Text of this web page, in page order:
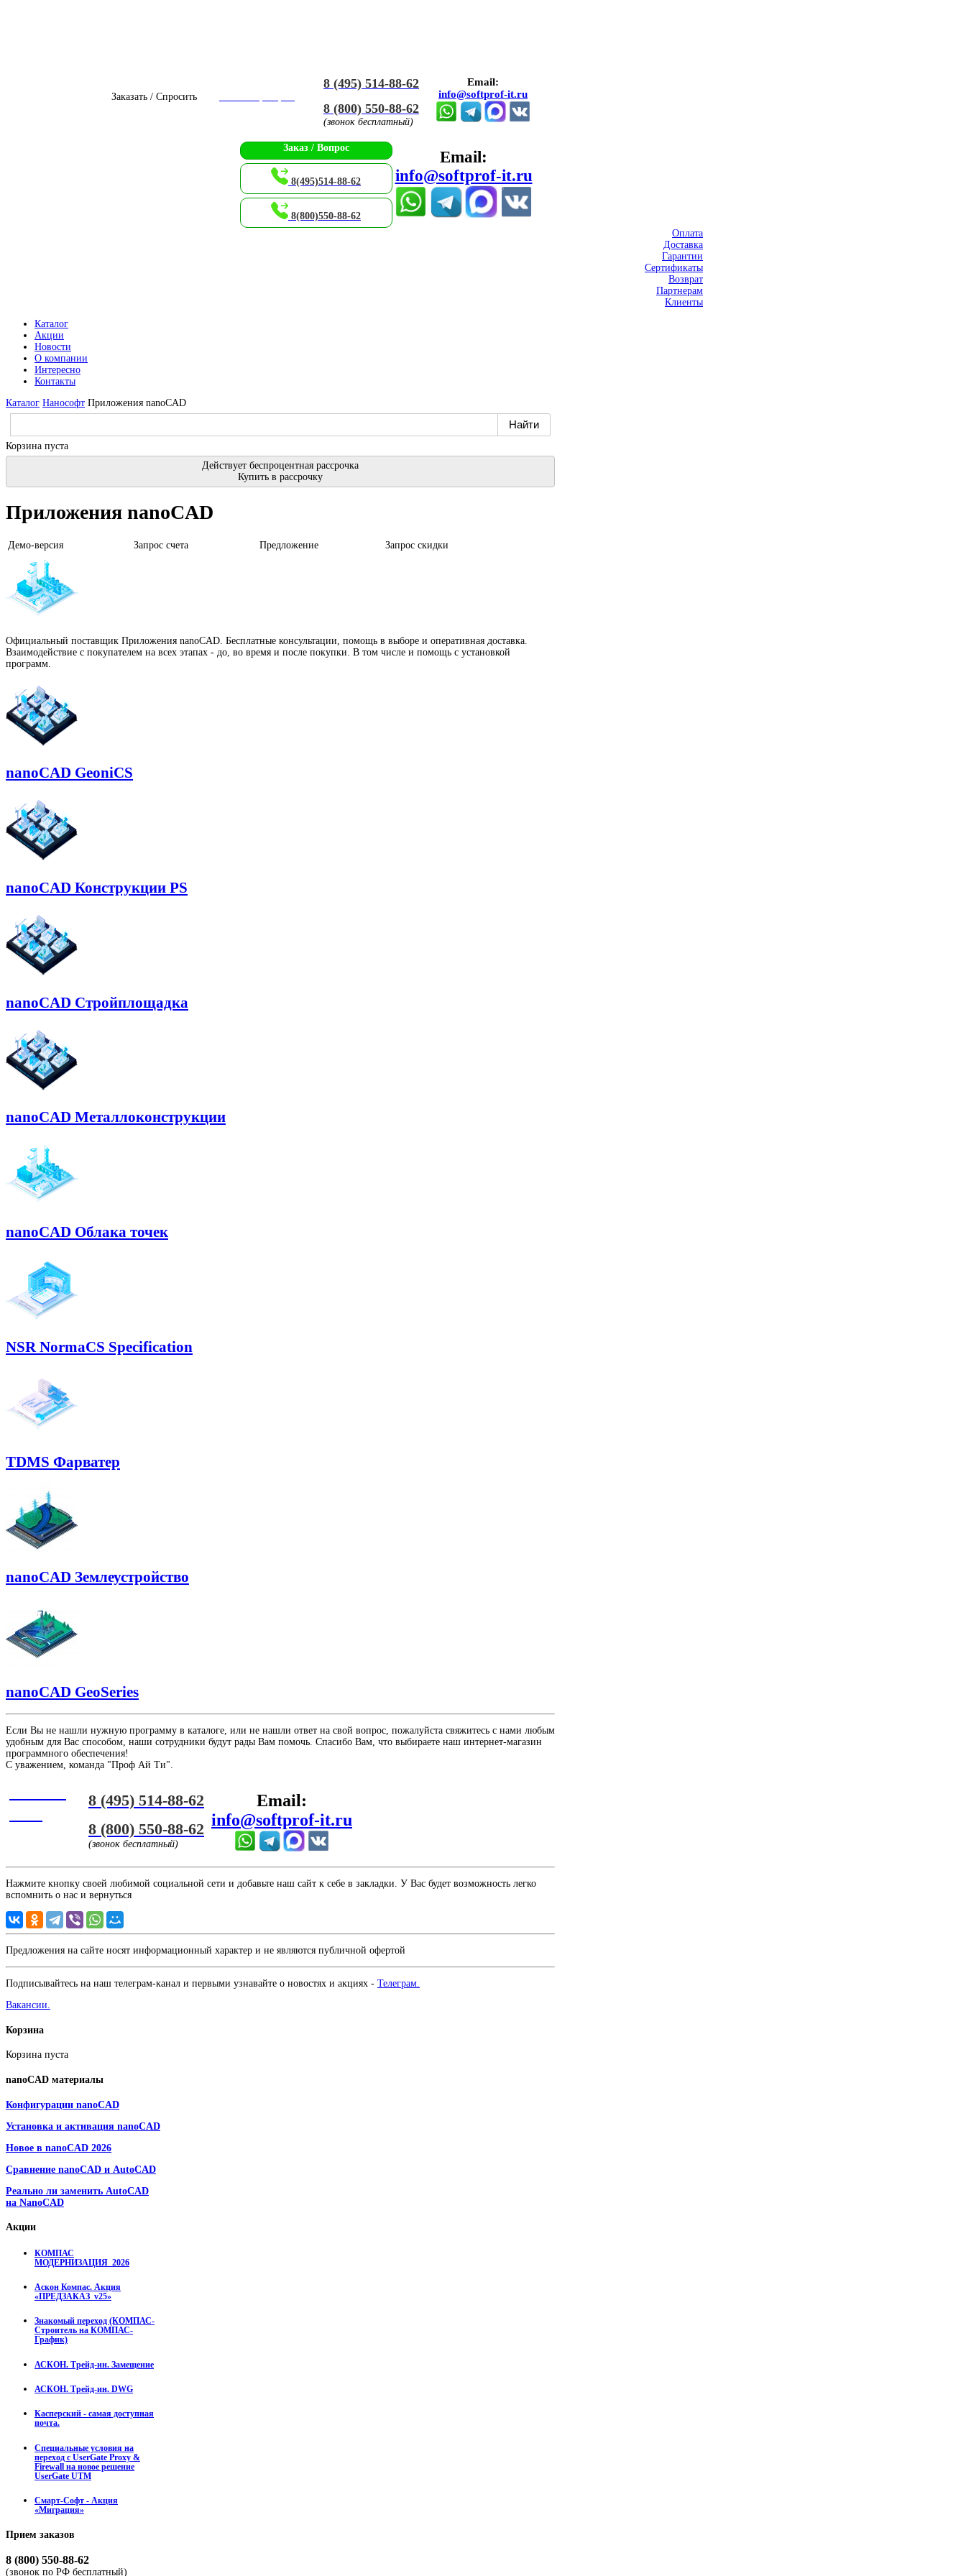
Заказать / Спросить
8 (495) 514-88-62
8 (800) 550-88-62
(звонок бесплатный)
Email:
info@softprof-it.ru
Заказ / Вопрос
8(495)514-88-62
8(800)550-88-62
Email:
info@softprof-it.ru
Оплата
Доставка
Гарантии
Сертификаты
Возврат
Партнерам
Клиенты
Каталог
Акции
Новости
О компании
Интересно
Контакты
Каталог Нанософт Приложения nanoCAD
Корзина пуста
Действует беспроцентная рассрочка
Купить в рассрочку
Приложения nanoCAD
Демо-версия Запрос счета Предложение Запрос скидки
Официальный поставщик Приложения nanoCAD. Бесплатные консультации, помощь в выборе и оперативная доставка.
Взаимодействие с покупателем на всех этапах - до, во время и после покупки. В том числе и помощь с установкой
программ.
nanoCAD GeoniCS
nanoCAD Конструкции PS
nanoCAD Стройплощадка
nanoCAD Металлоконструкции
nanoCAD Облака точек
NSR NormaCS Specification
TDMS Фарватер
nanoCAD Землеустройство
nanoCAD GeoSeries
Если Вы не нашли нужную программу в каталоге, или не нашли ответ на свой вопрос, пожалуйста свяжитесь с нами любым
удобным для Вас способом, наши сотрудники будут рады Вам помочь. Спасибо Вам, что выбираете наш интернет-магазин
программного обеспечения!
С уважением, команда "Проф Ай Ти".
8 (495) 514-88-62
8 (800) 550-88-62
(звонок бесплатный)
Email:
info@softprof-it.ru
Нажмите кнопку своей любимой социальной сети и добавьте наш сайт к себе в закладки. У Вас будет возможность легко
вспомнить о нас и вернуться
Предложения на сайте носят информационный характер и не являются публичной офертой
Подписывайтесь на наш телеграм-канал и первыми узнавайте о новостях и акциях - Телеграм.
Вакансии.
Корзина
Корзина пуста
nanoCAD материалы
Конфигурации nanoCAD
Установка и активация nanoCAD
Новое в nanoCAD 2026
Сравнение nanoCAD и AutoCAD
Реально ли заменить AutoCAD
на NanoCAD
Акции
КОМПАС
МОДЕРНИЗАЦИЯ_2026
Аскон Компас. Акция
«ПРЕДЗАКАЗ_v25»
Знакомый переход (КОМПАС-
Строитель на КОМПАС-
График)
АСКОН. Трейд-ин. Замещение
АСКОН. Трейд-ин. DWG
Касперский - самая доступная
почта.
Специальные условия на
переход с UserGate Proxy &
Firewall на новое решение
UserGate UTM
Смарт-Софт - Акция
«Миграция»
Прием заказов
8 (800) 550-88-62
(звонок по РФ бесплатный)